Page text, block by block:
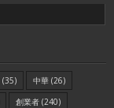
(35) 中華 (26)
創業者 (240)